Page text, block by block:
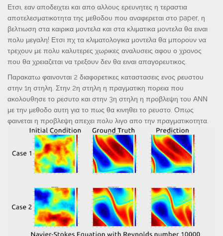
Ετσι, εαν αποδειχτει και απο αλλους ερευνητες η τεραστια
αποτελεσματικοτητα της μεθοδου που αναφερεται στο paper, η
βελτιωση στα καιρικα μοντελα και στα κλιματικα μοντελα θα ειναι
πολυ μεγαλη! Ετσι πχ τα κλιματολογικα μοντελα θα μπορουν να
τρεχουν με πολυ καλυτερες χωρικες αναλυσεις αφου ο χρονος
που θα χρειαζεται να τρεξουν δεν θα ειναι απαγορευτικος.
Παρακατω φαινονται 2 διαφορετικες καταστασεις ενος ρευστου
στην 1η στηλη. Στην 2η στηλη η πραγματικη πορεια που
ακολουθησε το ρεσυτο και στην 3η στηλη η προβλεψη του ΑΝΝ
με την μεθοδο αυτη για το πως θα κινηθει το ρευστο. Οπως
φαινεται η προβλεψη απεχει πολυ λιγο απο την πραγματικοτητα.